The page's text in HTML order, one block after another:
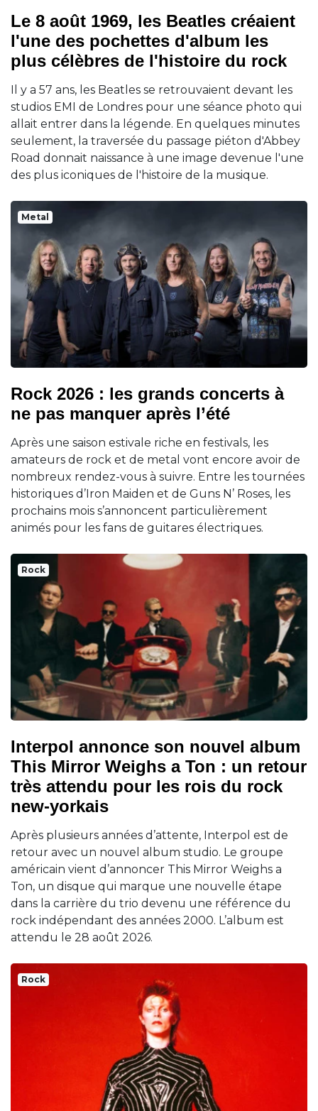
Le 8 août 1969, les Beatles créaient
l'une des pochettes d'album les
plus célèbres de l'histoire du rock
Il y a 57 ans, les Beatles se retrouvaient devant les
studios EMI de Londres pour une séance photo qui
allait entrer dans la légende. En quelques minutes
seulement, la traversée du passage piéton d'Abbey
Road donnait naissance à une image devenue l'une
des plus iconiques de l'histoire de la musique.
Metal
Rock 2026 : les grands concerts à
ne pas manquer après l’été
Après une saison estivale riche en festivals, les
amateurs de rock et de metal vont encore avoir de
nombreux rendez-vous à suivre. Entre les tournées
historiques d’Iron Maiden et de Guns N’ Roses, les
prochains mois s’annoncent particulièrement
animés pour les fans de guitares électriques.
Rock
Interpol annonce son nouvel album
This Mirror Weighs a Ton : un retour
très attendu pour les rois du rock
new-yorkais
Après plusieurs années d’attente, Interpol est de
retour avec un nouvel album studio. Le groupe
américain vient d’annoncer This Mirror Weighs a
Ton, un disque qui marque une nouvelle étape
dans la carrière du trio devenu une référence du
rock indépendant des années 2000. L’album est
attendu le 28 août 2026.
Rock